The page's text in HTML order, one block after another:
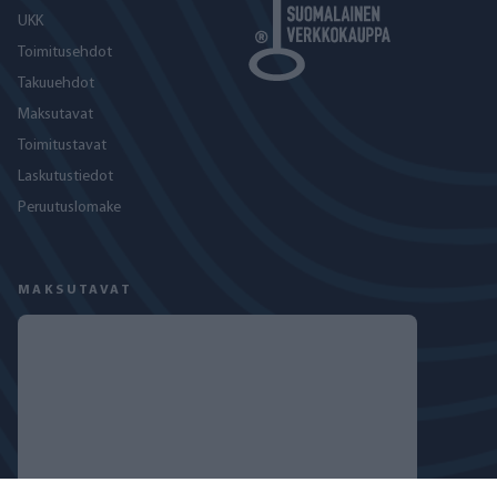
UKK
Toimitusehdot
Takuuehdot
Maksutavat
Toimitustavat
Laskutustiedot
Peruutuslomake
MAKSUTAVAT